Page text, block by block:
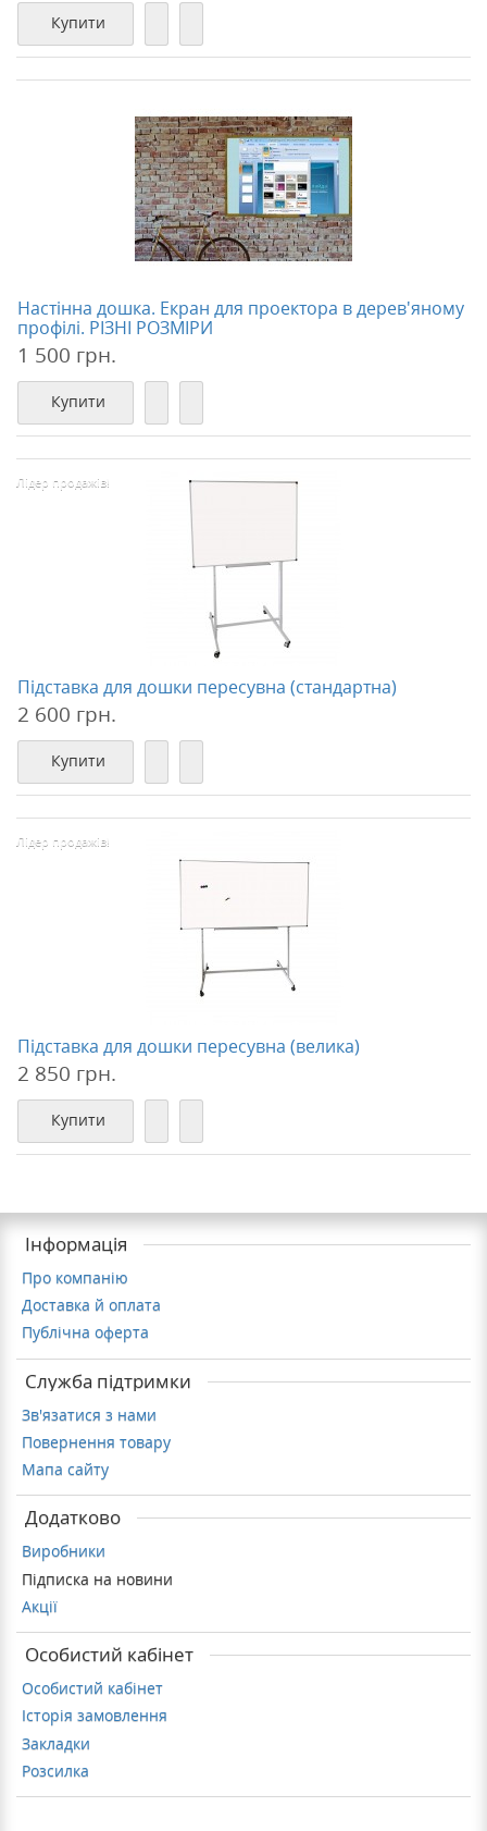
Купити
Настінна дошка. Екран для проектора в дерев'яному
профілі. РІЗНІ РОЗМІРИ
1 500 грн.
Купити
Лідер продажів!
Підставка для дошки пересувна (стандартна)
2 600 грн.
Купити
Лідер продажів!
Підставка для дошки пересувна (велика)
2 850 грн.
Купити
Інформація
Про компанію
Доставка й оплата
Публічна оферта
Служба підтримки
Зв'язатися з нами
Повернення товару
Мапа сайту
Додатково
Виробники
Підписка на новини
Акції
Особистий кабінет
Особистий кабінет
Історія замовлення
Закладки
Розсилка